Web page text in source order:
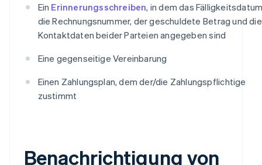
Ein Erinnerungsschreiben, in dem das
die Rechnungsnummer, der geschuldete Betrag und die
Kontaktdaten beider Parteien angegeben sind
Eine gegenseitige Vereinbarung
Einen Zahlungsplan, dem der/die Zahlungspflichtige
zustimmt
Benachrichtigung von